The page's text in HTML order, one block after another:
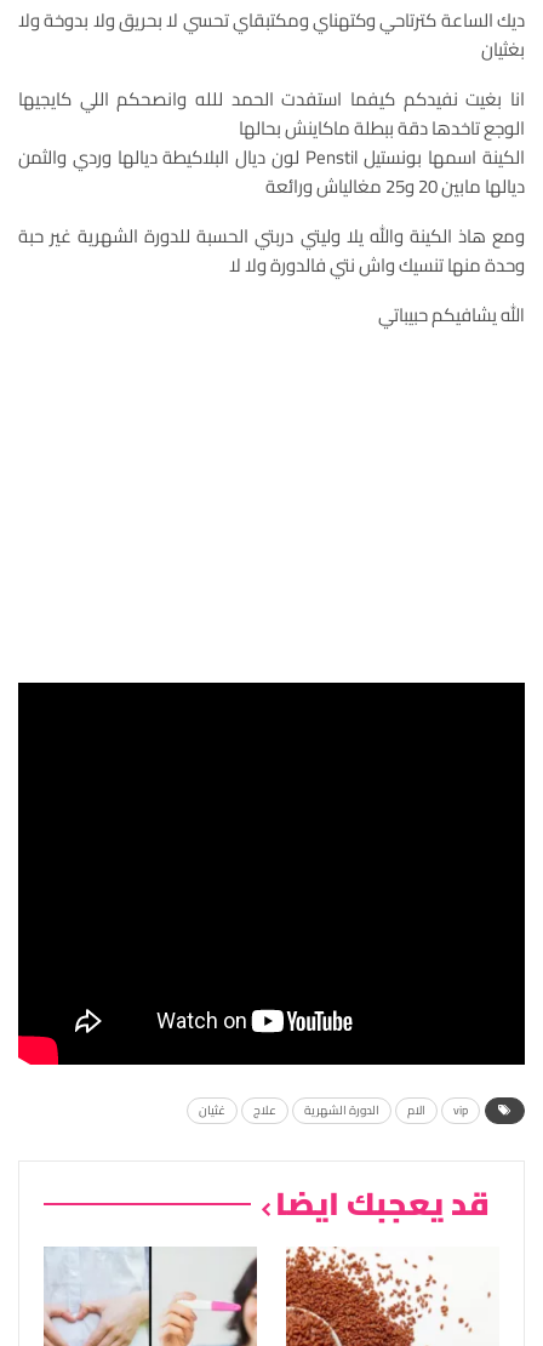
ديك الساعة كترتاحي وكتهناي ومكتبقاي تحسي لا بحريق ولا بدوخة ولا
بغثيان
انا بغيت نفيدكم كيفما استفدت الحمد للله وانصحكم اللي كايجيها
الوجع تاخدها دقة ببطلة ماكاينش بحالها
الكينة اسمها بونستيل Penstil لون ديال البلاكيطة ديالها وردي والثمن
ديالها مابين 20 و25 مغالياش ورائعة
ومع هاذ الكينة والله يلا وليتي دربتي الحسبة للدورة الشهرية غير حبة
وحدة منها تنسيك واش نتي فالدورة ولا لا
الله يشافيكم حبيباتي
vip الام الدورة الشهرية علاج غثيان
قد يعجبك ايضا